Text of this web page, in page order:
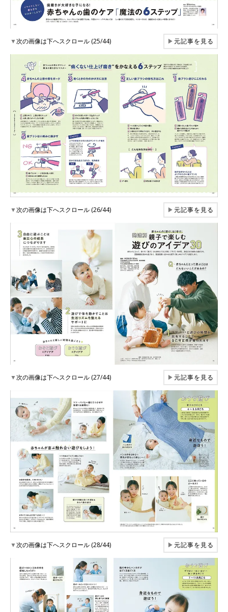
▼次の画像は下へスクロール (25/44) ▶元記事を見る
▼次の画像は下へスクロール (26/44) ▶元記事を見る
▼次の画像は下へスクロール (27/44) ▶元記事を見る
▼次の画像は下へスクロール (28/44) ▶元記事を見る